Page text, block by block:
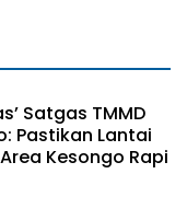
Satgas TMMD
Pastikan Lantai
Kesongo Rapi